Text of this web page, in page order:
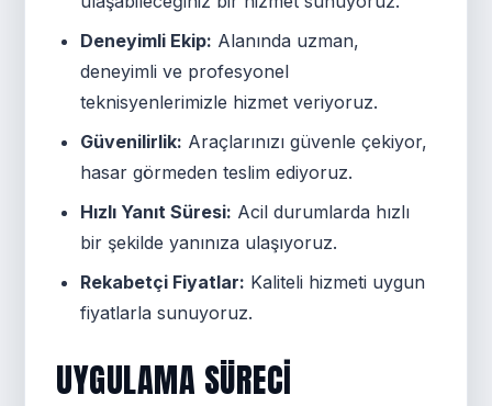
Deneyimli Ekip: Alanında uzman,
deneyimli ve profesyonel
teknisyenlerimizle hizmet veriyoruz.
Güvenilirlik: Araçlarınızı güvenle çekiyor,
hasar görmeden teslim ediyoruz.
Hızlı Yanıt Süresi: Acil durumlarda hızlı
bir şekilde yanınıza ulaşıyoruz.
Rekabetçi Fiyatlar: Kaliteli hizmeti uygun
fiyatlarla sunuyoruz.
UYGULAMA SÜRECI